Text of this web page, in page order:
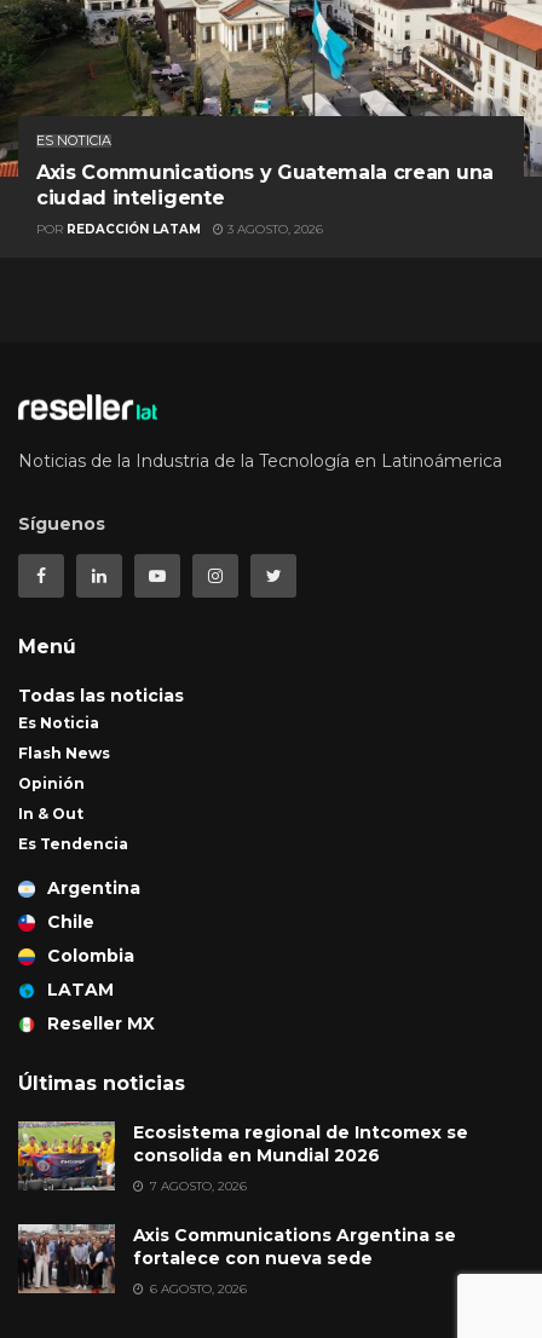
ES NOTICIA
Axis Communications y Guatemala crean una
ciudad inteligente
POR REDACCIÓN LATAM 3 AGOSTO, 2026
Noticias de la Industria de la Tecnología en Latinoámerica
Síguenos
Menú
Todas las noticias
Es Noticia
Flash News
Opinión
In & Out
Es Tendencia
Argentina
Chile
Colombia
LATAM
Reseller MX
Últimas noticias
Ecosistema regional de Intcomex se
consolida en Mundial 2026
7 AGOSTO, 2026
Axis Communications Argentina se
fortalece con nueva sede
6 AGOSTO, 2026